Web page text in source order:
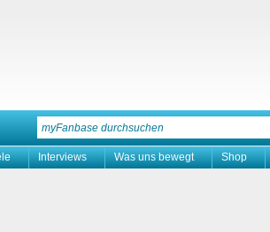
Interviews Was uns bewegt Shop